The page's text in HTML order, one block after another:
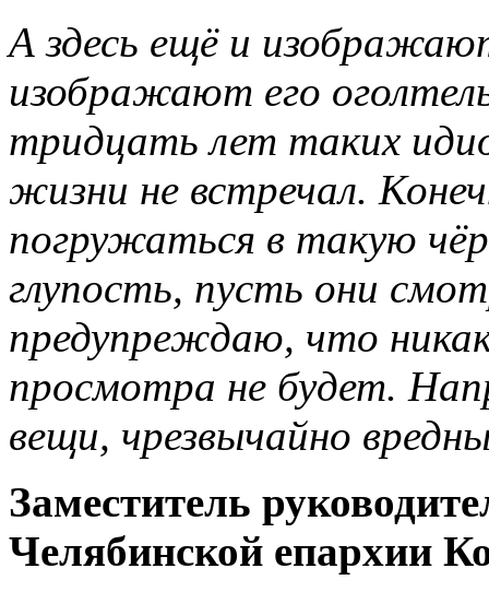
А здесь ещё и
изображают его
тридцать лет таких
жизни не встречал.
погружаться в такую
глупость, пусть они
предупреждаю, что
просмотра не будет.
вещи, чрезвычайно
Заместитель
Челябинской епархии